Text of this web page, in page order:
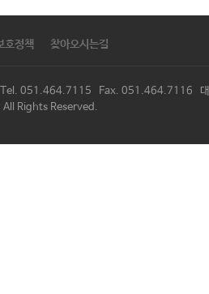
호정책 찾아오시는길
Tel. 051.464.7115 Fax. 051.464.7116
Rights Reserved.